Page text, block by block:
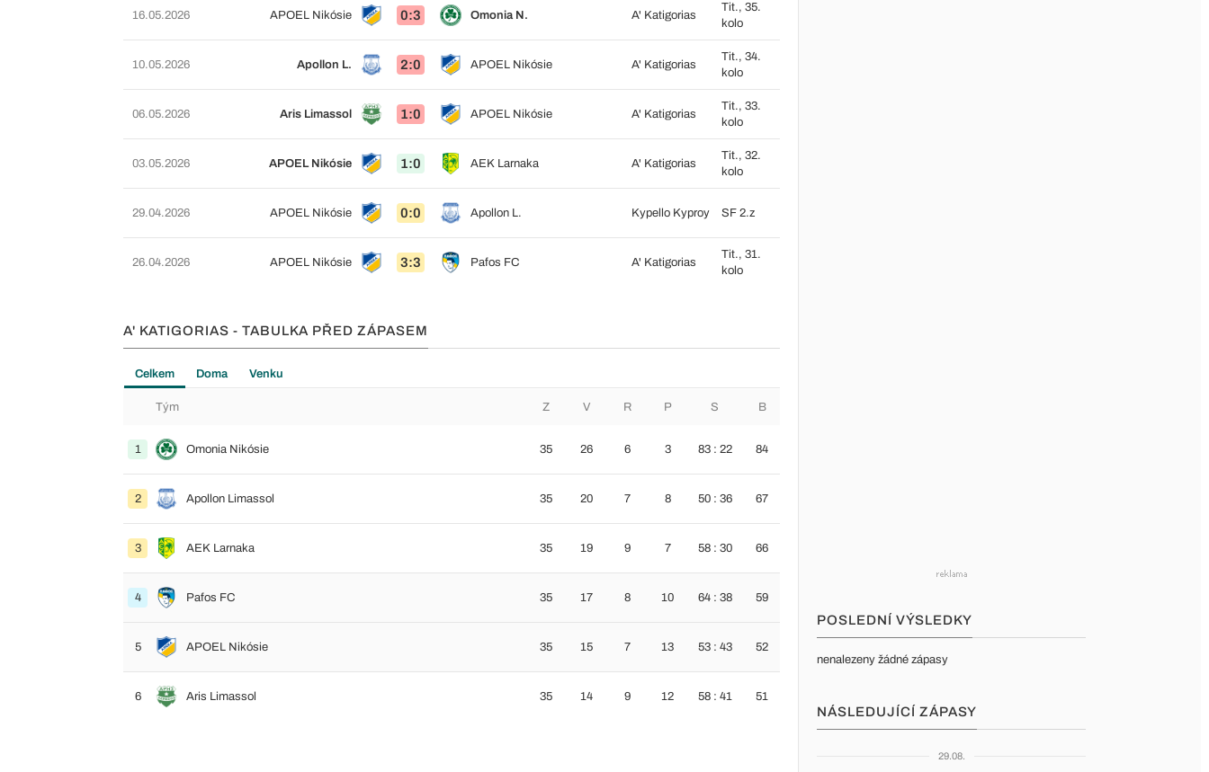
16.05.2026 APOEL Nikósie 0:3 Omonia N. A' Katigorias
Tit., 35.
kolo
10.05.2026 Apollon L. 2:0 APOEL Nikósie A' Katigorias
Tit., 34.
kolo
06.05.2026 Aris Limassol 1:0 APOEL Nikósie A' Katigorias
Tit., 33.
kolo
03.05.2026 APOEL Nikósie 1:0 AEK Larnaka A' Katigorias
Tit., 32.
kolo
29.04.2026 APOEL Nikósie 0:0 Apollon L. Kypello Kyproy SF 2.z
26.04.2026 APOEL Nikósie 3:3 Pafos FC A' Katigorias
Tit., 31.
kolo
A' KATIGORIAS - TABULKA PŘED ZÁPASEM
Celkem Doma Venku
Tým Z V R P S B
1 Omonia Nikósie 35 26 6 3 83 : 22 84
2 Apollon Limassol 35 20 7 8 50 : 36 67
3 AEK Larnaka 35 19 9 7 58 : 30 66
4 Pafos FC 35 17 8 10 64 : 38 59
5 APOEL Nikósie 35 15 7 13 53 : 43 52
6 Aris Limassol 35 14 9 12 58 : 41 51
POSLEDNÍ VÝSLEDKY
nenalezeny žádné zápasy
NÁSLEDUJÍCÍ ZÁPASY
29.08.